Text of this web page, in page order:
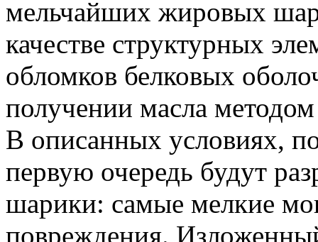
мельчайших жировых
качестве структурных
обломков белковых
получении масла
В описанных условиях,
первую очередь будут
шарики: самые мелкие
повреждения.